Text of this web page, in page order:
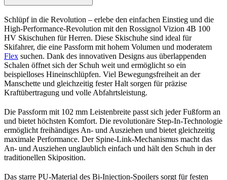
Schlüpf in die Revolution – erlebe den einfachen Einstieg und die
High-Performance-Revolution mit den Rossignol Vizion 4B 100
HV Skischuhen für Herren. Diese Skischuhe sind ideal für
Skifahrer, die eine Passform mit hohem Volumen und moderatem
Flex suchen. Dank des innovativen Designs aus überlappenden
Schalen öffnet sich der Schuh weit und ermöglicht so ein
beispielloses Hineinschlüpfen. Viel Bewegungsfreiheit an der
Manschette und gleichzeitig fester Halt sorgen für präzise
Kraftübertragung und volle Abfahrtsleistung.
Die Passform mit 102 mm Leistenbreite passt sich jeder Fußform an
und bietet höchsten Komfort. Die revolutionäre Step-In-Technologie
ermöglicht freihändiges An- und Ausziehen und bietet gleichzeitig
maximale Performance. Der Spine-Link-Mechanismus macht das
An- und Ausziehen unglaublich einfach und hält den Schuh in der
traditionellen Skiposition.
Das starre PU-Material des Bi-Injection-Spoilers sorgt für festen